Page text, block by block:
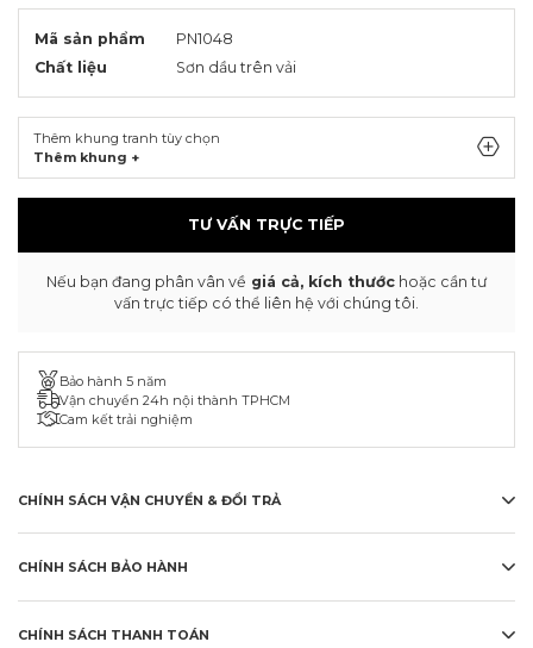
Mã sản phẩm
PN1048
Chất liệu
Sơn dầu trên vải
Thêm khung tranh tùy chọn
Thêm khung +
TƯ VẤN TRỰC TIẾP
Nếu bạn đang phân vân về giá cả, kích thước hoặc cần tư
vấn trực tiếp có thể liên hệ với chúng tôi.
Bảo hành 5 năm
Vận chuyển 24h nội thành TPHCM
Cam kết trải nghiệm
CHÍNH SÁCH VẬN CHUYỂN & ĐỔI TRẢ
CHÍNH SÁCH BẢO HÀNH
CHÍNH SÁCH THANH TOÁN